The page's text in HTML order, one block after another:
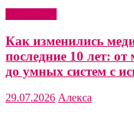
Как изменились
последние 10 лет:
до умных систем с
29.07.2026 Алекса